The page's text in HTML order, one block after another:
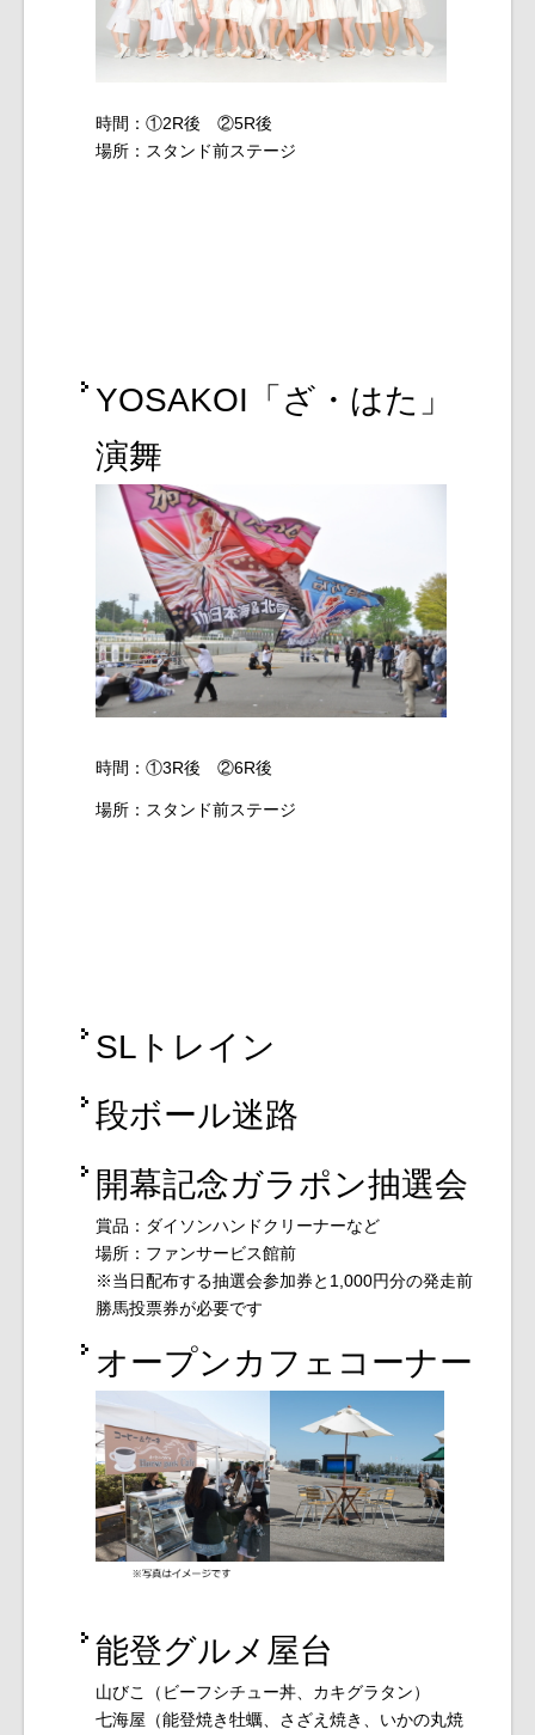
時間：①2R後 ②5R後
場所：スタンド前ステージ
YOSAKOI「ざ・はた」
演舞
時間：①3R後 ②6R後
場所：スタンド前ステージ
SLトレイン
段ボール迷路
開幕記念ガラポン抽選会
賞品：ダイソンハンドクリーナーなど
場所：ファンサービス館前
※当日配布する抽選会参加券と1,000円分の発走前
勝馬投票券が必要です
オープンカフェコーナー
能登グルメ屋台
山びこ（ビーフシチュー丼、カキグラタン）
七海屋（能登焼き牡蠣、さざえ焼き、いかの丸焼